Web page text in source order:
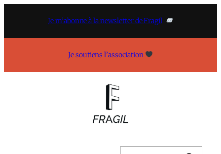
Je m’abonne à la newsletter de Fragil
Je soutiens l’association